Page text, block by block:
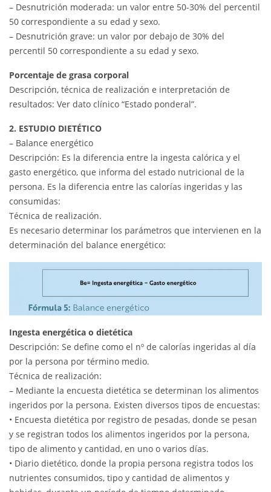
– Desnutrición moderada: un valor entre 50-30% del percentil
50 correspondiente a su edad y sexo.
– Desnutrición grave: un valor por debajo de 30% del
percentil 50 correspondiente a su edad y sexo.
Porcentaje de grasa corporal
Descripción, técnica de realización e interpretación de
resultados: Ver dato clínico “Estado ponderal”.
2. ESTUDIO DIETÉTICO
– Balance energético
Descripción: Es la diferencia entre la ingesta calórica y el
gasto energético, que informa del estado nutricional de la
persona. Es la diferencia entre las calorías ingeridas y las
consumidas:
Técnica de realización.
Es necesario determinar los parámetros que intervienen en la
determinación del balance energético:
Ingesta energética o dietética
Descripción: Se define como el nº de calorías ingeridas al día
por la persona por término medio.
Técnica de realización:
– Mediante la encuesta dietética se determinan los alimentos
ingeridos por la persona. Existen diversos tipos de encuestas:
• Encuesta dietética por registro de pesadas, donde se pesan
y se registran todos los alimentos ingeridos por la persona,
tipo de alimento y cantidad, en uno o varios días.
• Diario dietético, donde la propia persona registra todos los
nutrientes consumidos, tipo y cantidad de alimentos y